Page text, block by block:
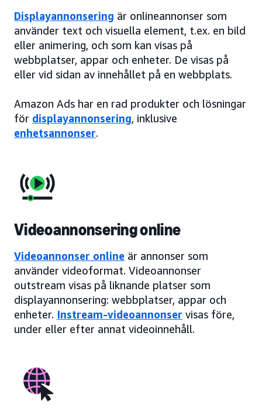
Displayannonsering är onlineannonser som
använder text och visuella element, t.ex. en bild
eller animering, och som kan visas på
webbplatser, appar och enheter. De visas på
eller vid sidan av innehållet på en webbplats.
Amazon Ads har en rad produkter och lösningar
för displayannonsering, inklusive
enhetsannonser.
Videoannonsering online
Videoannonser online är annonser som
använder videoformat. Videoannonser
outstream visas på liknande platser som
displayannonsering: webbplatser, appar och
enheter. Instream-videoannonser visas före,
under eller efter annat videoinnehåll.